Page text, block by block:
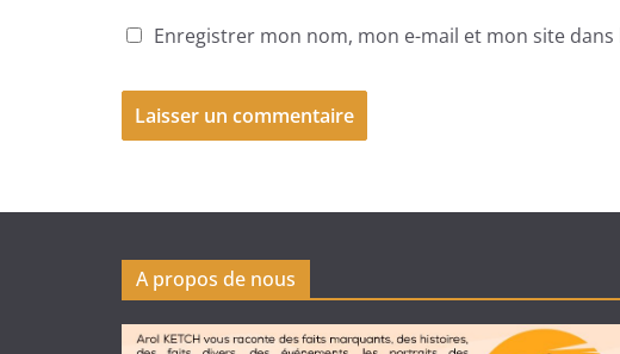
Enregistrer mon nom, mon e-mail et mon site
A propos de nous